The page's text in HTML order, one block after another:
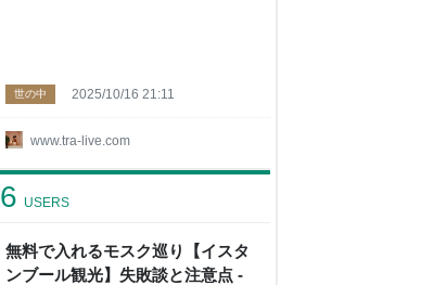
www.tra-live.com
世の中 2025/10/16 21:11
無料で入れるモスク巡り【イスタ
ンブール観光】失敗談と注意点 -
6 USERS